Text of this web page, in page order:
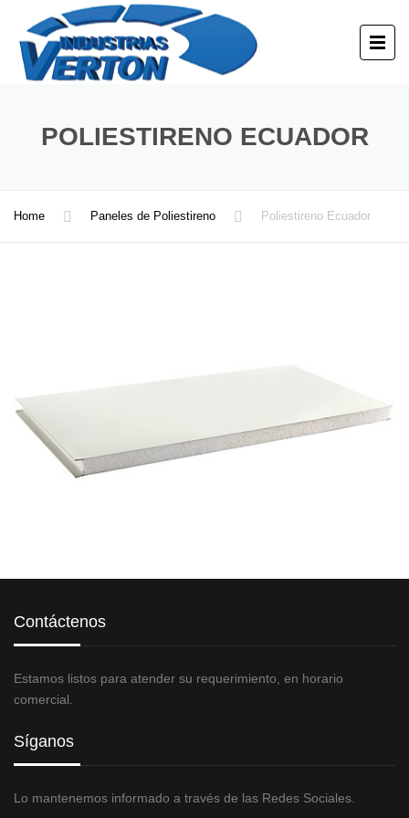
POLIESTIRENO ECUADOR
Home Paneles de Poliestireno Poliestireno Ecuador
Contáctenos
Estamos listos para atender su requerimiento, en horario
comercial.
Síganos
Lo mantenemos informado a través de las Redes Sociales.